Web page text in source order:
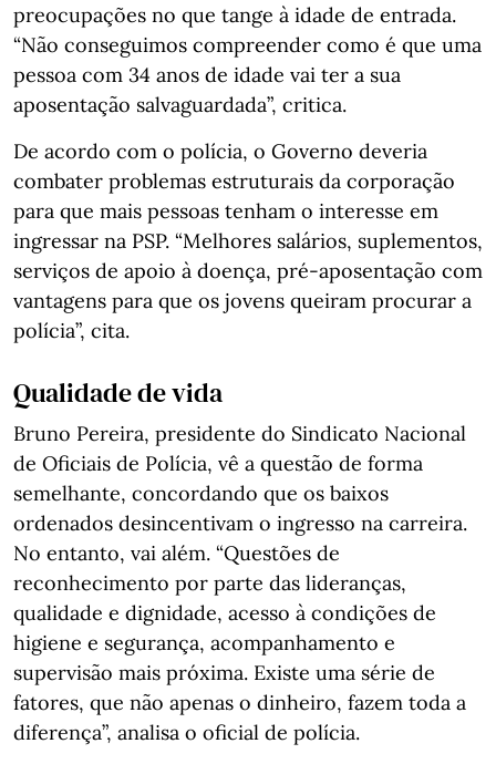
preocupações no que tange à idade de entrada.
“Não conseguimos compreender como é que uma
pessoa com 34 anos de idade vai ter a sua
aposentação salvaguardada”, critica.
De acordo com o polícia, o Governo deveria
combater problemas estruturais da corporação
para que mais pessoas tenham o interesse em
ingressar na PSP. “Melhores salários, suplementos,
serviços de apoio à doença, pré-aposentação com
vantagens para que os jovens queiram procurar a
polícia”, cita.
Qualidade de vida
Bruno Pereira, presidente do Sindicato Nacional
de Oficiais de Polícia, vê a questão de forma
semelhante, concordando que os baixos
ordenados desincentivam o ingresso na carreira.
No entanto, vai além. “Questões de
reconhecimento por parte das lideranças,
qualidade e dignidade, acesso à condições de
higiene e segurança, acompanhamento e
supervisão mais próxima. Existe uma série de
fatores, que não apenas o dinheiro, fazem toda a
diferença”, analisa o oficial de polícia.